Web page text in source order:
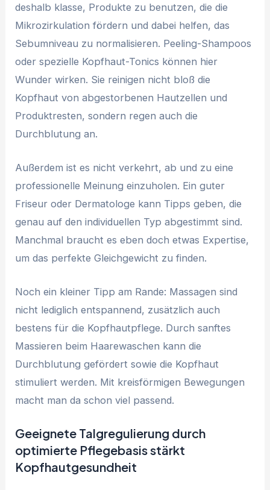
deshalb klasse, Produkte zu benutzen, die die
Mikrozirkulation fördern und dabei helfen, das
Sebumniveau zu normalisieren. Peeling-Shampoos
oder spezielle Kopfhaut-Tonics können hier
Wunder wirken. Sie reinigen nicht bloß die
Kopfhaut von abgestorbenen Hautzellen und
Produktresten, sondern regen auch die
Durchblutung an.
Außerdem ist es nicht verkehrt, ab und zu eine
professionelle Meinung einzuholen. Ein guter
Friseur oder Dermatologe kann Tipps geben, die
genau auf den individuellen Typ abgestimmt sind.
Manchmal braucht es eben doch etwas Expertise,
um das perfekte Gleichgewicht zu finden.
Noch ein kleiner Tipp am Rande: Massagen sind
nicht lediglich entspannend, zusätzlich auch
bestens für die Kopfhautpflege. Durch sanftes
Massieren beim Haarewaschen kann die
Durchblutung gefördert sowie die Kopfhaut
stimuliert werden. Mit kreisförmigen Bewegungen
macht man da schon viel passend.
Geeignete Talgregulierung durch
optimierte Pflegebasis stärkt
Kopfhautgesundheit